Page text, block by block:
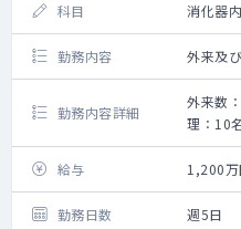
科目 消化器
勤務内容 外来及
勤務内容詳細
外来数
理：10
給与 1,200
勤務日数 週5日